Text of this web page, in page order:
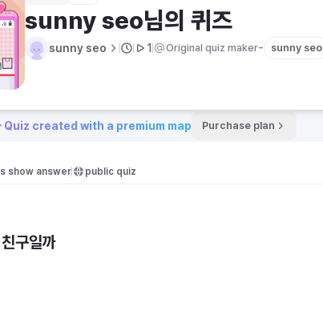
sunny seo님의 퀴즈
sunny seo 1 Original quiz maker- sunny seo
Quiz created with a premium map Purchase plan
show answer public quiz
구일까